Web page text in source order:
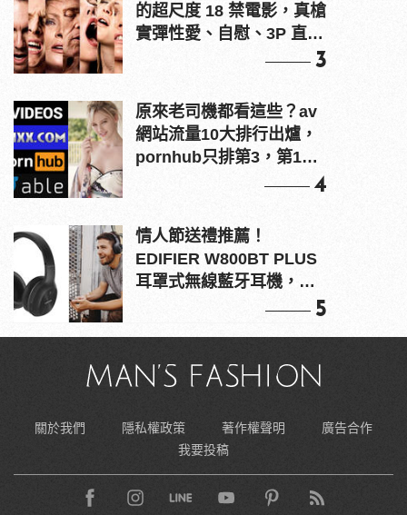
的超尺度 18 禁電影，真槍
實彈性愛、自慰、3P 直接
3
原來老司機都看這些？av
網站流量10大排行出爐，
pornhub只排第3，第1名
4
情人節送禮推薦！
EDIFIER W800BT PLUS
耳罩式無線藍牙耳機，在
5
關於我們 隱私權政策 著作權聲明
廣告合作
我要投稿